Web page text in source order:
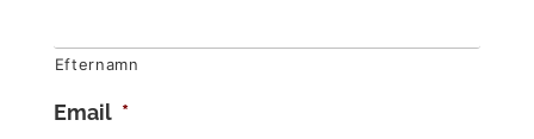
Efternamn
Email *